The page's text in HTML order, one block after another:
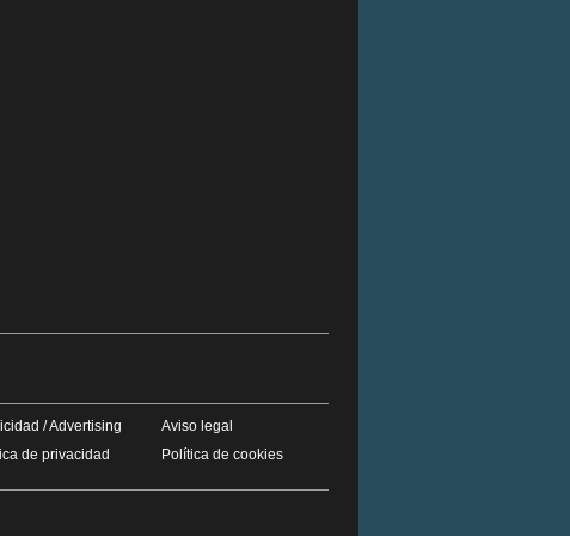
/ Advertising
de privacidad
Aviso legal
Política de cookies